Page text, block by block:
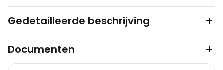
Gedetailleerde beschrijving
Documenten